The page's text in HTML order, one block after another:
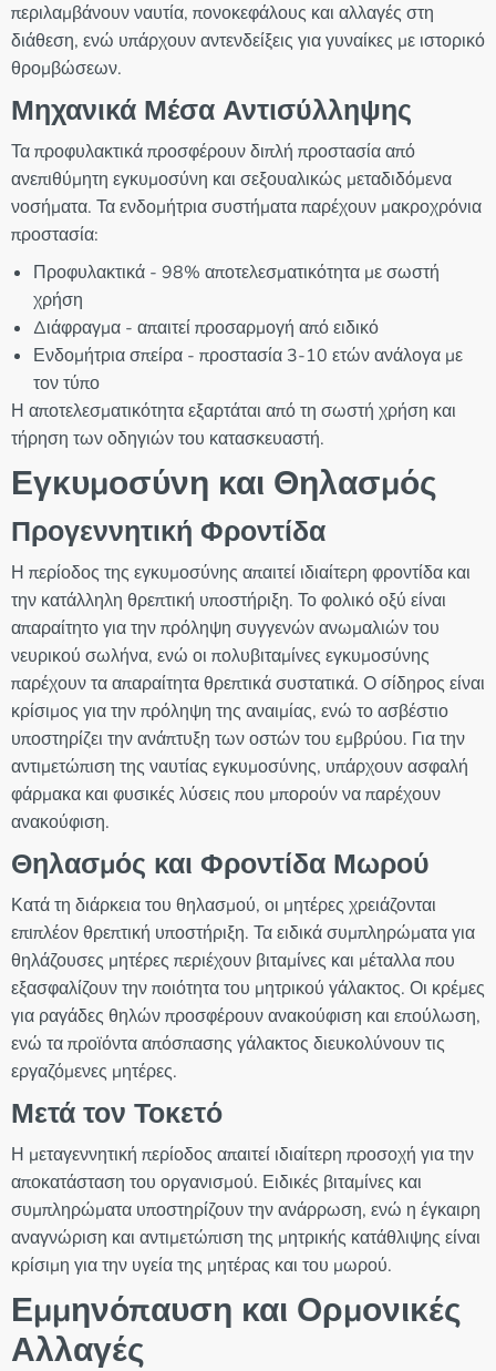
περιλαμβάνουν ναυτία, πονοκεφάλους και αλλαγές στη
διάθεση, ενώ υπάρχουν αντενδείξεις για γυναίκες με ιστορικό
θρομβώσεων.
Μηχανικά Μέσα Αντισύλληψης
Τα προφυλακτικά προσφέρουν διπλή προστασία από
ανεπιθύμητη εγκυμοσύνη και σεξουαλικώς μεταδιδόμενα
νοσήματα. Τα ενδομήτρια συστήματα παρέχουν μακροχρόνια
προστασία:
Προφυλακτικά - 98% αποτελεσματικότητα με σωστή
χρήση
Διάφραγμα - απαιτεί προσαρμογή από ειδικό
Ενδομήτρια σπείρα - προστασία 3-10 ετών ανάλογα με
τον τύπο
Η αποτελεσματικότητα εξαρτάται από τη σωστή χρήση και
τήρηση των οδηγιών του κατασκευαστή.
Εγκυμοσύνη και Θηλασμός
Προγεννητική Φροντίδα
Η περίοδος της εγκυμοσύνης απαιτεί ιδιαίτερη φροντίδα και
την κατάλληλη θρεπτική υποστήριξη. Το φολικό οξύ είναι
απαραίτητο για την πρόληψη συγγενών ανωμαλιών του
νευρικού σωλήνα, ενώ οι πολυβιταμίνες εγκυμοσύνης
παρέχουν τα απαραίτητα θρεπτικά συστατικά. Ο σίδηρος είναι
κρίσιμος για την πρόληψη της αναιμίας, ενώ το ασβέστιο
υποστηρίζει την ανάπτυξη των οστών του εμβρύου. Για την
αντιμετώπιση της ναυτίας εγκυμοσύνης, υπάρχουν ασφαλή
φάρμακα και φυσικές λύσεις που μπορούν να παρέχουν
ανακούφιση.
Θηλασμός και Φροντίδα Μωρού
Κατά τη διάρκεια του θηλασμού, οι μητέρες χρειάζονται
επιπλέον θρεπτική υποστήριξη. Τα ειδικά συμπληρώματα για
θηλάζουσες μητέρες περιέχουν βιταμίνες και μέταλλα που
εξασφαλίζουν την ποιότητα του μητρικού γάλακτος. Οι κρέμες
για ραγάδες θηλών προσφέρουν ανακούφιση και επούλωση,
ενώ τα προϊόντα απόσπασης γάλακτος διευκολύνουν τις
εργαζόμενες μητέρες.
Μετά τον Τοκετό
Η μεταγεννητική περίοδος απαιτεί ιδιαίτερη προσοχή για την
αποκατάσταση του οργανισμού. Ειδικές βιταμίνες και
συμπληρώματα υποστηρίζουν την ανάρρωση, ενώ η έγκαιρη
αναγνώριση και αντιμετώπιση της μητρικής κατάθλιψης είναι
κρίσιμη για την υγεία της μητέρας και του μωρού.
Εμμηνόπαυση και Ορμονικές
Αλλαγές